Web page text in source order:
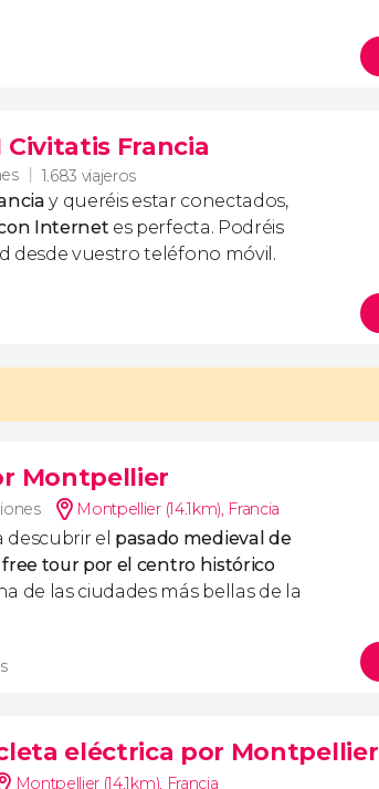
Civitatis Francia
1.683 viajeros
y queréis estar conectados,
Internet es perfecta. Podréis
desde vuestro teléfono móvil.
Montpellier
Montpellier (14.1km), Francia
el pasado medieval de
free tour por el centro histórico
de las ciudades más bellas de la
eléctrica por Montpellier
Montpellier (14.1km), Francia